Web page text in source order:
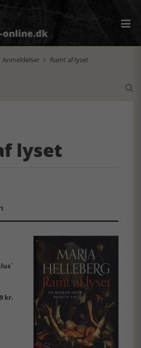
Anmeldelser  Ramt af lyset

lyset
kr.